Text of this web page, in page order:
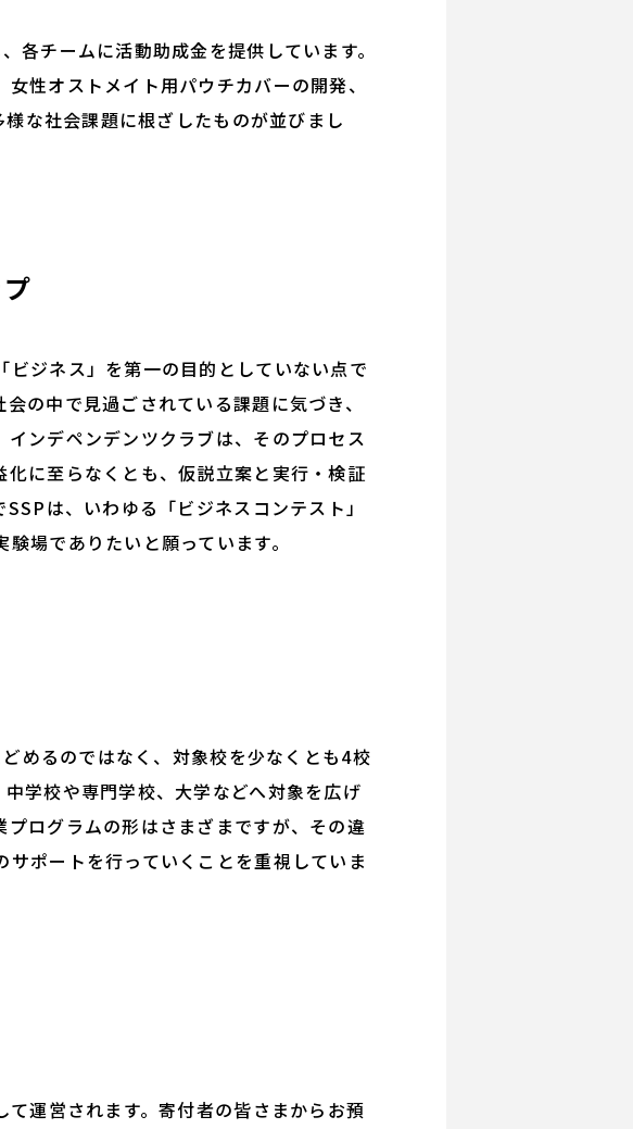
チームに活動助成金を提供しています。
性オストメイト用パウチカバーの開発、
な社会課題に根ざしたものが並びまし
ジネス」を第一の目的としていない点で
の中で見過ごされている課題に気づき、
インデペンデンツクラブは、そのプロセス
に至らなくとも、仮説立案と実行・検証
は、いわゆる「ビジネスコンテスト」
場でありたいと願っています。
めるのではなく、対象校を少なくとも4校
学校や専門学校、大学などへ対象を広げ
ログラムの形はさまざまですが、その違
ポートを行っていくことを重視していま
運営されます。寄付者の皆さまからお預